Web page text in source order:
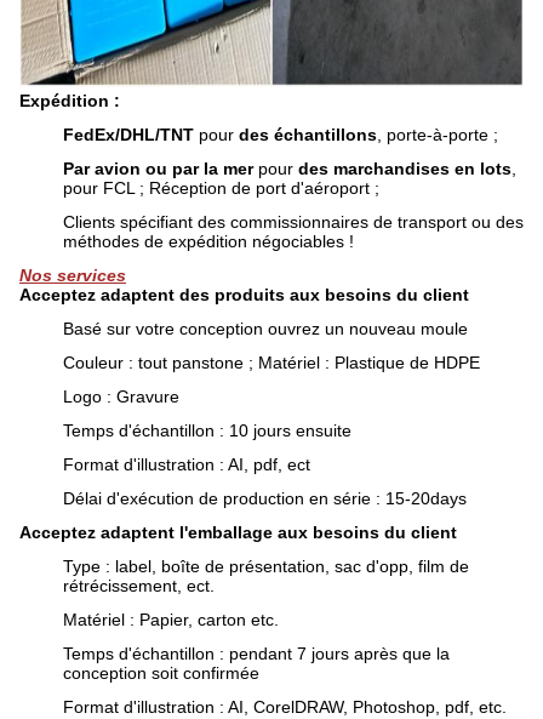
Expédition :
FedEx/DHL/TNT pour des échantillons , porte-à-porte ;
Par avion ou par la merpour des marchandises en lots
pour FCL ; Réception de port d'aéroport ;
Clients spécifiant des commissionnaires de transport ou des
méthodes de expédition négociables !
Nos services
Acceptez adaptent des produits aux besoins du client
Basé sur votre conception ouvrez un nouveau moule
Couleur : tout panstone ; Matériel : Plastique de HDPE
Logo : Gravure
Temps d'échantillon : 10 jours ensuite
Format d'illustration : AI, pdf, ect
Délai d'exécution de production en série : 15-20days
Acceptez adaptent l'emballage aux besoins du client
Type : label, boîte de présentation, sac d'opp, film de
rétrécissement, ect.
Matériel : Papier, carton etc.
Temps d'échantillon : pendant 7 jours après que la
conception soit confirmée
Format d'illustration : AI, CorelDRAW, Photoshop, pdf, etc.